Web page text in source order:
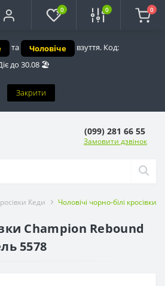
та Чоловіче
взуття. Код:
до 30.08 🏖️
Закрити
0 0 0
(099) 281 66 55
Замовити дзвінок
Кеди Чоловічі чорно-білі
Champion Rebound
5578